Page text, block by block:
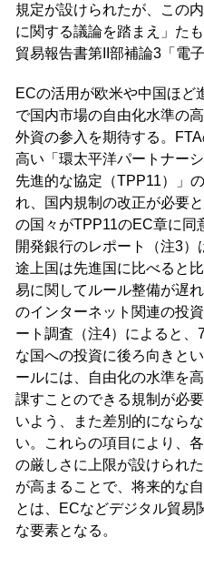
規定が設けられたが、この
に関する議論を踏まえ」た
貿易報告書第II部補論3「電
ECの活用が欧米や中国ほど
で国内市場の自由化水準の
外資の参入を期待する。
高い「環太平洋パートナー
先進的な協定（TPP11）」
れ、国内規制の改正が必要
の国々がTPP11のEC章に同
開発銀行のレポート（注3）
途上国は先進国に比べると
易に関してルール整備が遅
のインターネット関連の投
ート調査（注4）によると、
な国への投資に後ろ向きと
ールには、自由化の水準を
課すことのできる規制が必
いよう、また差別的になら
い。これらの項目により、
の厳しさに上限が設けられ
が高まることで、将来的な
とは、ECなどデジタル貿易
な要素となる。